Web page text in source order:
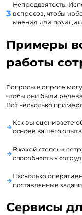
Непредвзятость:
вопросов, чтобы
мнения или
Примеры
работы
Вопросы в опросе
чтобы они были
Вот несколько
Как вы оцениваете
основе вашего
В какой степени
способность к
Насколько
поставленные
Сервисы